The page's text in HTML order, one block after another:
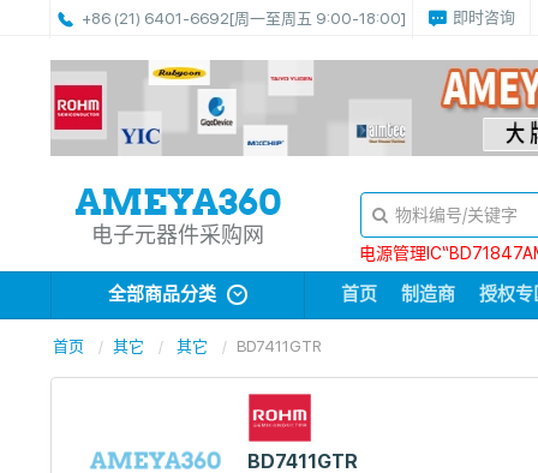
+86 (21) 6401-6692[周一至周五 9:00-18:00] 即时咨询
电子元器件采购网
电源管理
全部商品分类 首页 制造商 授权专
首页 其它 其它 BD7411GTR
BD7411GTR